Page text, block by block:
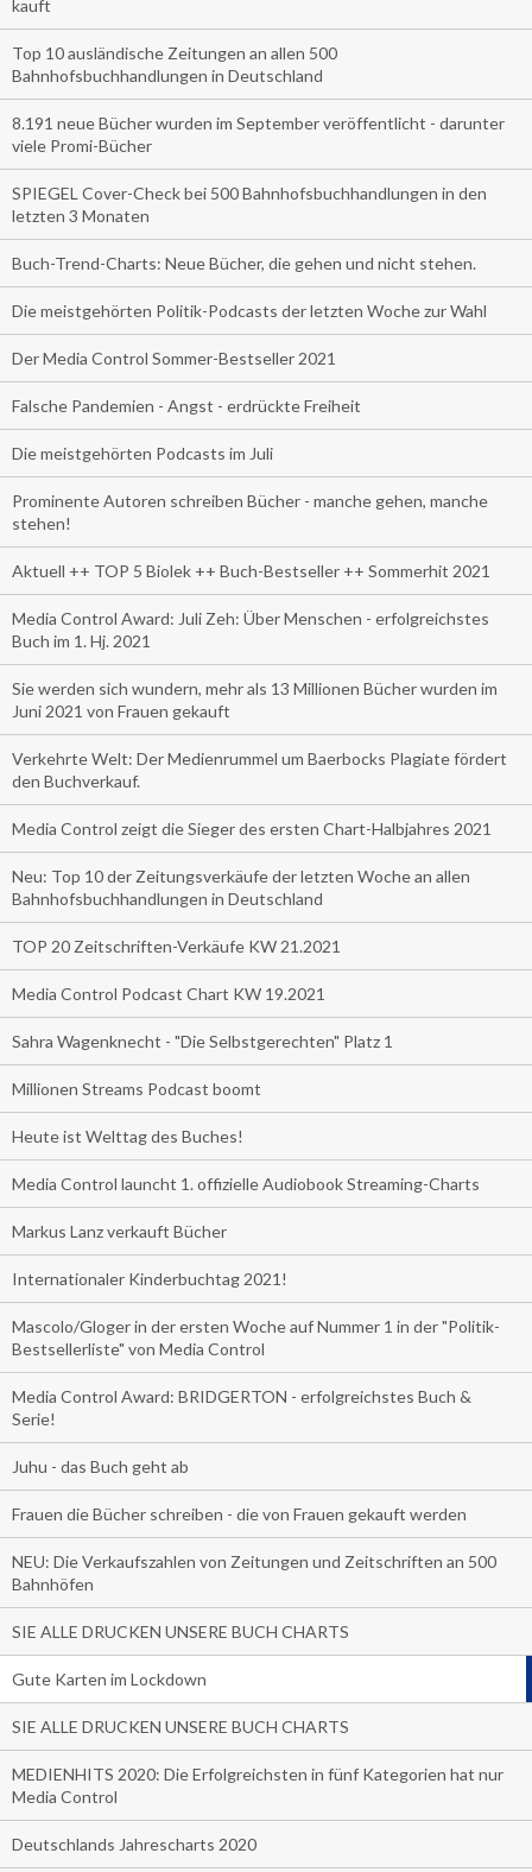
kauft
Top 10 ausländische Zeitungen an allen 500
Bahnhofsbuchhandlungen in Deutschland
8.191 neue Bücher wurden im September veröffentlicht - darunter
viele Promi-Bücher
SPIEGEL Cover-Check bei 500 Bahnhofsbuchhandlungen in den
letzten 3 Monaten
Buch-Trend-Charts: Neue Bücher, die gehen und nicht stehen.
Die meistgehörten Politik-Podcasts der letzten Woche zur Wahl
Der Media Control Sommer-Bestseller 2021
Falsche Pandemien - Angst - erdrückte Freiheit
Die meistgehörten Podcasts im Juli
Prominente Autoren schreiben Bücher - manche gehen, manche
stehen!
Aktuell ++ TOP 5 Biolek ++ Buch-Bestseller ++ Sommerhit 2021
Media Control Award: Juli Zeh: Über Menschen - erfolgreichstes
Buch im 1. Hj. 2021
Sie werden sich wundern, mehr als 13 Millionen Bücher wurden im
Juni 2021 von Frauen gekauft
Verkehrte Welt: Der Medienrummel um Baerbocks Plagiate fördert
den Buchverkauf.
Media Control zeigt die Sieger des ersten Chart-Halbjahres 2021
Neu: Top 10 der Zeitungsverkäufe der letzten Woche an allen
Bahnhofsbuchhandlungen in Deutschland
TOP 20 Zeitschriften-Verkäufe KW 21.2021
Media Control Podcast Chart KW 19.2021
Sahra Wagenknecht - "Die Selbstgerechten" Platz 1
Millionen Streams Podcast boomt
Heute ist Welttag des Buches!
Media Control launcht 1. offizielle Audiobook Streaming-Charts
Markus Lanz verkauft Bücher
Internationaler Kinderbuchtag 2021!
Mascolo/Gloger in der ersten Woche auf Nummer 1 in der "Politik-
Bestsellerliste" von Media Control
Media Control Award: BRIDGERTON - erfolgreichstes Buch &
Serie!
Juhu - das Buch geht ab
Frauen die Bücher schreiben - die von Frauen gekauft werden
NEU: Die Verkaufszahlen von Zeitungen und Zeitschriften an 500
Bahnhöfen
SIE ALLE DRUCKEN UNSERE BUCH CHARTS
Gute Karten im Lockdown
SIE ALLE DRUCKEN UNSERE BUCH CHARTS
MEDIENHITS 2020: Die Erfolgreichsten in fünf Kategorien hat nur
Media Control
Deutschlands Jahrescharts 2020